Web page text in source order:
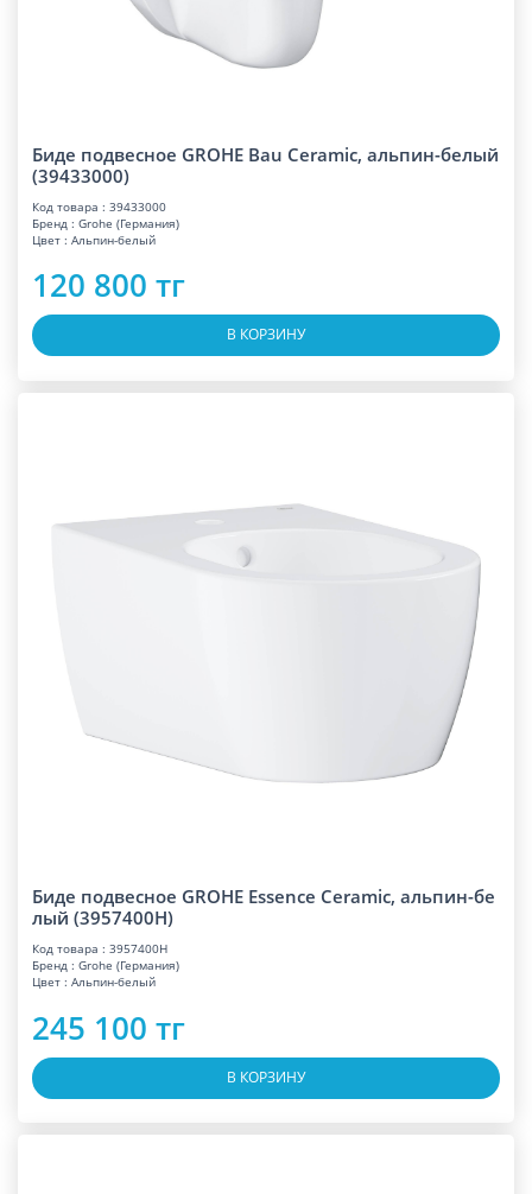
Биде подвесное GROHE Bau Ceramic, альпин-белый
(39433000)
Код товара : 39433000
Бренд : Grohe (Германия)
Цвет : Альпин-белый
120 800 тг
В КОРЗИНУ
Биде подвесное GROHE Essence Ceramic, альпин-бе
лый (3957400H)
Код товара : 3957400H
Бренд : Grohe (Германия)
Цвет : Альпин-белый
245 100 тг
В КОРЗИНУ